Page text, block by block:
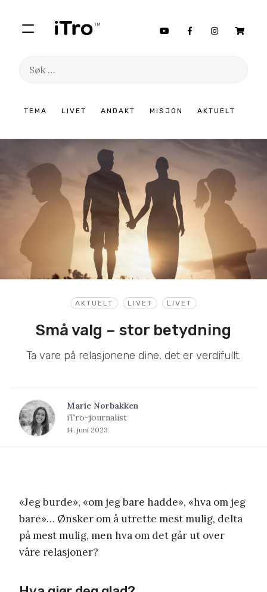
TEMA LIVET ANDAKT MISJON AKTUELT
Søk
innhold
AKTUELT LIVET LIVET
Små valg – stor betydning
Ta vare på relasjonene dine, det er verdifullt.
Marie Norbakken
iTro-journalist
14. juni 2023
«Jeg burde», «om jeg bare hadde», «hva om jeg
bare»… Ønsker om å utrette mest mulig, delta
på mest mulig, men hva om det går ut over
våre relasjoner?